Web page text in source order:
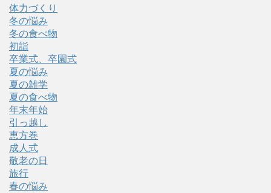
体力づくり
冬の悩み
冬の食べ物
初詣
卒業式、卒園式
夏の悩み
夏の雑学
夏の食べ物
年末年始
引っ越し
恵方巻
成人式
敬老の日
旅行
春の悩み